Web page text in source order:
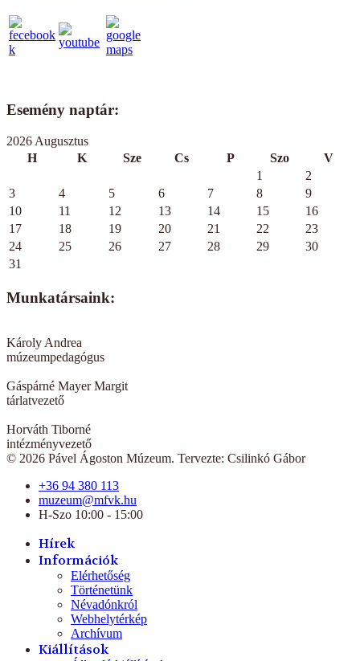
Esemény naptár:
2026 Augusztus
H
K Sze Cs P Szo
V
1
2
3
4 5 6 7 8
9
10
11 12 13 14 15
16
17
18 19 20 21 22
23
24
25 26 27 28 29
30
31
Munkatársaink:
Károly Andrea
múzeumpedagógus
Gáspárné Mayer Margit
tárlatvezető
Horváth Tiborné
intézményvezető
© 2026 Pável Ágoston Múzeum. Tervezte: Csilinkó Gábor
+36 94 380 113
muzeum@mfvk.hu
H-Szo 10:00 - 15:00
Hírek
Információk
Elérhetőség
Történetünk
Névadónkról
Webhelytérkép
Archívum
Kiállítások